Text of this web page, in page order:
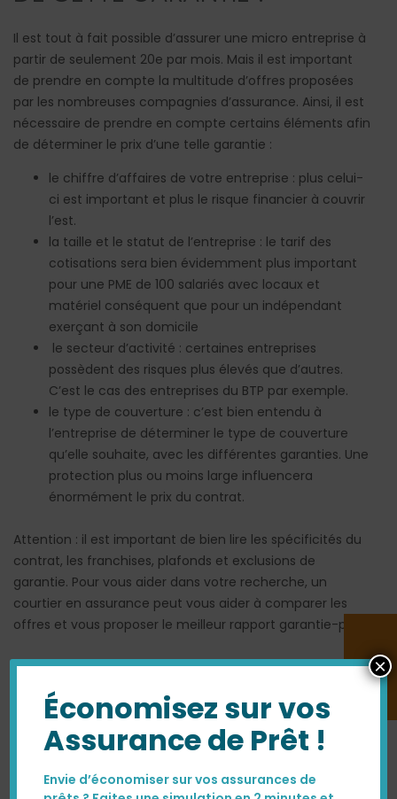
Il est tout à fait possible d’assurer une micro entreprise à
partir de seulement 20e par mois. Mais il est important
de prendre en compte la multitude d’offres proposées
par les nombreuses compagnies d’assurance. Ainsi, il est
nécessaire de prendre en compte certains éléments afin
de déterminer le prix d’une telle garantie :
le chiffre d’affaires de votre entreprise : plus celui-
ci est important et plus le risque financier à couvrir
l’est.
la taille et le statut de l’entreprise : le tarif des
cotisations sera bien évidemment plus important
pour une PME de 100 salariés avec locaux et
matériel conséquent que pour un indépendant
exerçant à son domicile
le secteur d’activité : certaines entreprises
possèdent des risques plus élevés que d’autres.
C’est le cas des entreprises du BTP par exemple.
le type de couverture : c’est bien entendu à
l’entreprise de déterminer le type de couverture
qu’elle souhaite, avec les différentes garanties. Une
protection plus ou moins large influencera
énormément le prix du contrat.
Attention : il est important de bien lire les spécificités du
contrat, les franchises, plafonds et exclusions de
garantie. Pour vous aider dans votre recherche, un
courtier en assurance peut vous aider à comparer les
offres et vous proposer le meilleur rapport garantie-prix.
Économisez sur vos
Assurance de Prêt !
Envie d’économiser sur vos assurances de
×